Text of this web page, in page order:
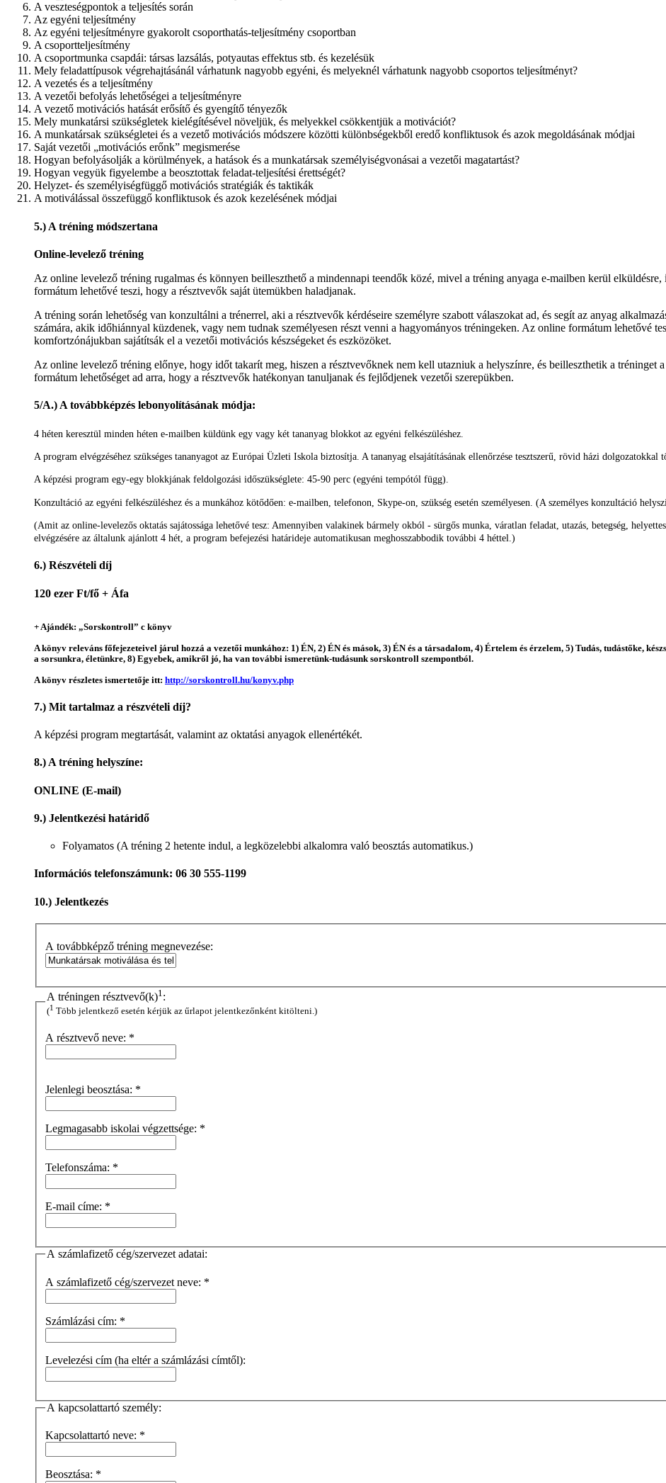
A veszteségpontok a teljesítés során
Az egyéni teljesítmény
Az egyéni teljesítményre gyakorolt csoporthatás-teljesítmény csoportban
A csoportteljesítmény
A csoportmunka csapdái: társas lazsálás, potyautas effektus stb. és kezelésük
Mely feladattípusok végrehajtásánál várhatunk nagyobb egyéni, és melyeknél várhatunk nagyobb csoportos teljesítményt?
A vezetés és a teljesítmény
A vezetői befolyás lehetőségei a teljesítményre
A vezető motivációs hatását erősítő és gyengítő tényezők
Mely munkatársi szükségletek kielégítésével növeljük, és melyekkel csökkentjük a motivációt?
A munkatársak szükségletei és a vezető motivációs módszere közötti különbségekből eredő konfliktusok és azok megoldásának módjai
Saját vezetői „motivációs erőnk” megismerése
Hogyan befolyásolják a körülmények, a hatások és a munkatársak személyiségvonásai a vezetői magatartást?
Hogyan vegyük figyelembe a beosztottak feladat-teljesítési érettségét?
Helyzet- és személyiségfüggő motivációs stratégiák és taktikák
A motiválással összefüggő konfliktusok és azok kezelésének módjai
5.) A tréning módszertana
Online-levelező tréning
Az online levelező tréning rugalmas és könnyen beilleszthető a mindennapi teendők közé, mivel a tréning anyaga e-mailben kerül
formátum lehetővé teszi, hogy a résztvevők saját ütemükben haladjanak.
A tréning során lehetőség van konzultálni a trénerrel, aki a résztvevők kérdéseire személyre szabott válaszokat ad, és segít az anyag
számára, akik időhiánnyal küzdenek, vagy nem tudnak személyesen részt venni a hagyományos tréningeken. Az online formátum lehetővé
komfortzónájukban sajátítsák el a vezetői motivációs készségeket és eszközöket.
Az online levelező tréning előnye, hogy időt takarít meg, hiszen a résztvevőknek nem kell utazniuk a helyszínre, és beilleszthetik a tréninget
formátum lehetőséget ad arra, hogy a résztvevők hatékonyan tanuljanak és fejlődjenek vezetői szerepükben.
5/A.) A továbbképzés lebonyolításának módja:
4 héten keresztül minden héten e-mailben küldünk egy vagy két tananyag blokkot az egyéni felkészüléshez.
A program elvégzéséhez szükséges tananyagot az Európai Üzleti Iskola biztosítja. A tananyag elsajátításának ellenőrzése tesztszerű, rövid házi dolgozatokkal
A képzési program egy-egy blokkjának feldolgozási időszükséglete: 45-90 perc (egyéni tempótól függ).
Konzultáció az egyéni felkészüléshez és a munkához kötődően: e-mailben, telefonon, Skype-on, szükség esetén személyesen. (A személyes konzultáció
(Amit az online-levelezős oktatás sajátossága lehetővé tesz: Amennyiben valakinek bármely okból - sürgős munka, váratlan feladat, utazás, betegség,
elvégzésére az általunk ajánlott 4 hét, a program befejezési határideje automatikusan meghosszabbodik további 4 héttel.)
6.) Részvételi díj
120 ezer Ft/fő + Áfa
+ Ajándék: „Sorskontroll” c könyv
A könyv releváns főfejezeteivel járul hozzá a vezetői munkához: 1) ÉN, 2) ÉN és mások, 3) ÉN és a társadalom, 4) Értelem és érzelem, 5) Tudás, tudástőke,
a sorsunkra, életünkre, 8) Egyebek, amikről jó, ha van további ismeretünk-tudásunk sorskontroll szempontból.
A könyv részletes ismertetője itt: http://sorskontroll.hu/konyv.php
7.) Mit tartalmaz a részvételi díj?
A képzési program megtartását, valamint az oktatási anyagok ellenértékét.
8.) A tréning helyszíne:
ONLINE (E-mail)
9.) Jelentkezési határidő
Folyamatos (A tréning 2 hetente indul, a legközelebbi alkalomra való beosztás automatikus.)
Információs telefonszámunk: 06 30 555-1199
10.) Jelentkezés
A továbbképző tréning megnevezése:
A tréningen résztvevő(k)1 :
(1 Több jelentkező esetén kérjük az űrlapot jelentkezőnként kitölteni.)
A résztvevő neve: *
Jelenlegi beosztása: *
Legmagasabb iskolai végzettsége: *
Telefonszáma: *
E-mail címe: *
A számlafizető cég/szervezet adatai:
A számlafizető cég/szervezet neve: *
Számlázási cím: *
Levelezési cím (ha eltér a számlázási címtől):
A kapcsolattartó személy:
Kapcsolattartó neve: *
Beosztása: *